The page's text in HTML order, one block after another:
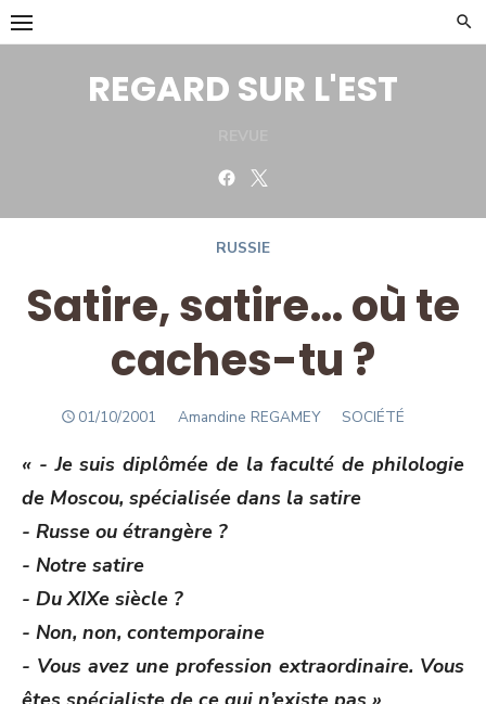
Skip
to
REGARD SUR L'EST
Facebook
RUSSIE
Satire, satire… où te
caches-tu ?
POSTED
01/10/2001 Author
Amandine REGAMEY SOCIÉTÉ
« - Je suis diplômée de la faculté de philologie
de Moscou, spécialisée dans la satire
- Russe ou étrangère ?
- Notre satire
- Du XIXe siècle ?
- Non, non, contemporaine
- Vous avez une profession extraordinaire. Vous